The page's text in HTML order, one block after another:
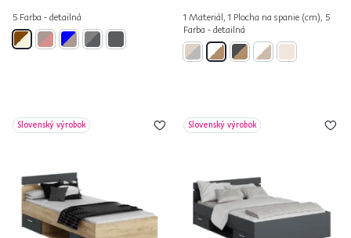
5 Farba - detailná
1 Materiál, 1 Plocha na spanie (cm), 5
Farba - detailná
Slovenský výrobok Slovenský výrobok